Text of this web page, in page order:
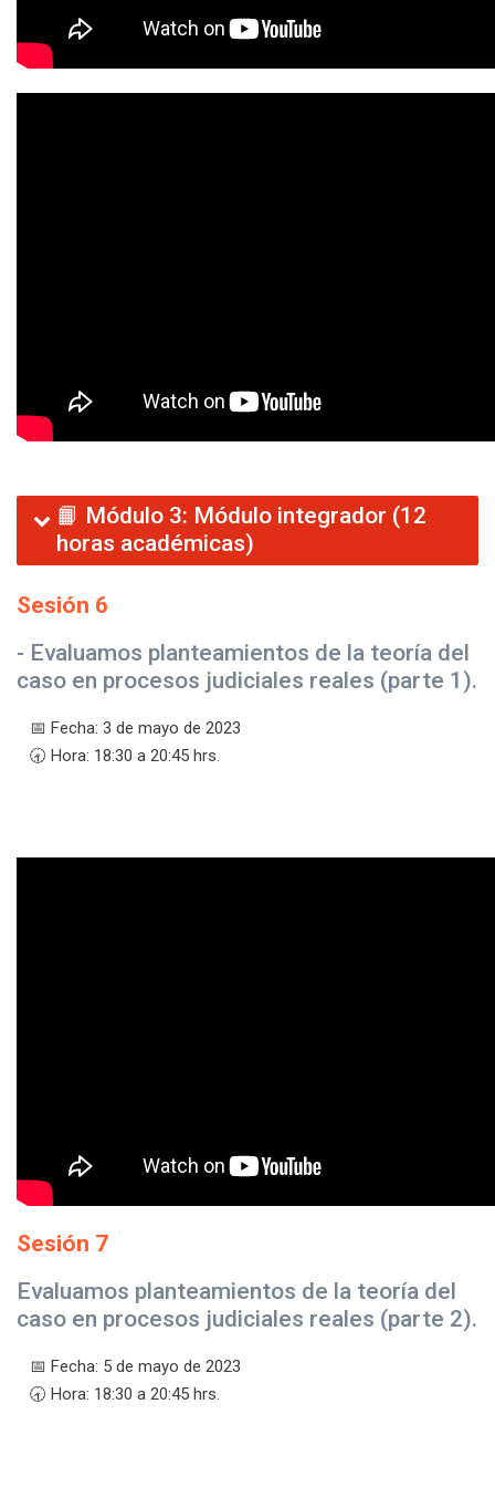
📙 Módulo 3: Módulo integrador (12
horas académicas)
Sesión 6
- Evaluamos planteamientos de la teoría del
caso en procesos judiciales reales (parte 1).
📅 Fecha: 3 de mayo de 2023
🕣 Hora: 18:30 a 20:45 hrs.
Sesión 7
Evaluamos planteamientos de la teoría del
caso en procesos judiciales reales (parte 2).
📅 Fecha: 5 de mayo de 2023
🕣 Hora: 18:30 a 20:45 hrs.